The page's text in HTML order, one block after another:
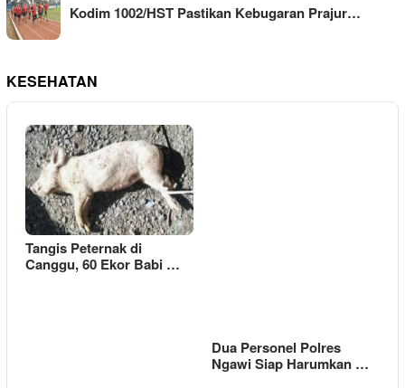
Kodim 1002/HST Pastikan Kebugaran Prajur…
KESEHATAN
Tangis Peternak di
Canggu, 60 Ekor Babi …
Dua Personel Polres
Ngawi Siap Harumkan …